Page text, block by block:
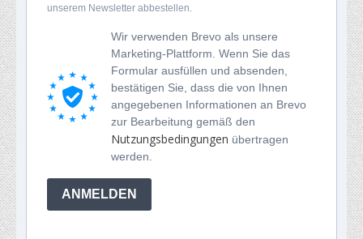
unserem Newsletter abbestellen.
Wir verwenden Brevo als unsere
Marketing-Plattform. Wenn Sie das
Formular ausfüllen und absenden,
bestätigen Sie, dass die von Ihnen
angegebenen Informationen an Brevo
zur Bearbeitung gemäß den
Nutzungsbedingungen übertragen
werden.
ANMELDEN